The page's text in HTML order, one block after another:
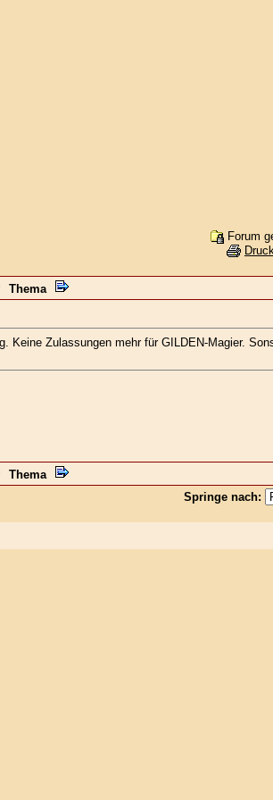
Forum
Thema
Zulassungen mehr für GILDEN-Magier.
Thema
Springe nach: